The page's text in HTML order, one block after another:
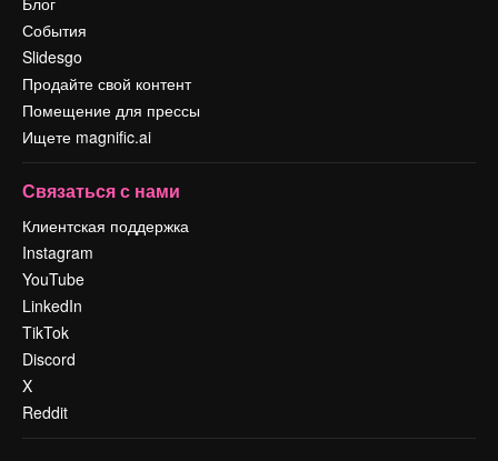
События
Slidesgo
Продайте свой контент
Помещение для прессы
Ищете magnific.ai
Связаться с нами
Клиентская поддержка
Instagram
YouTube
LinkedIn
TikTok
Discord
X
Reddit